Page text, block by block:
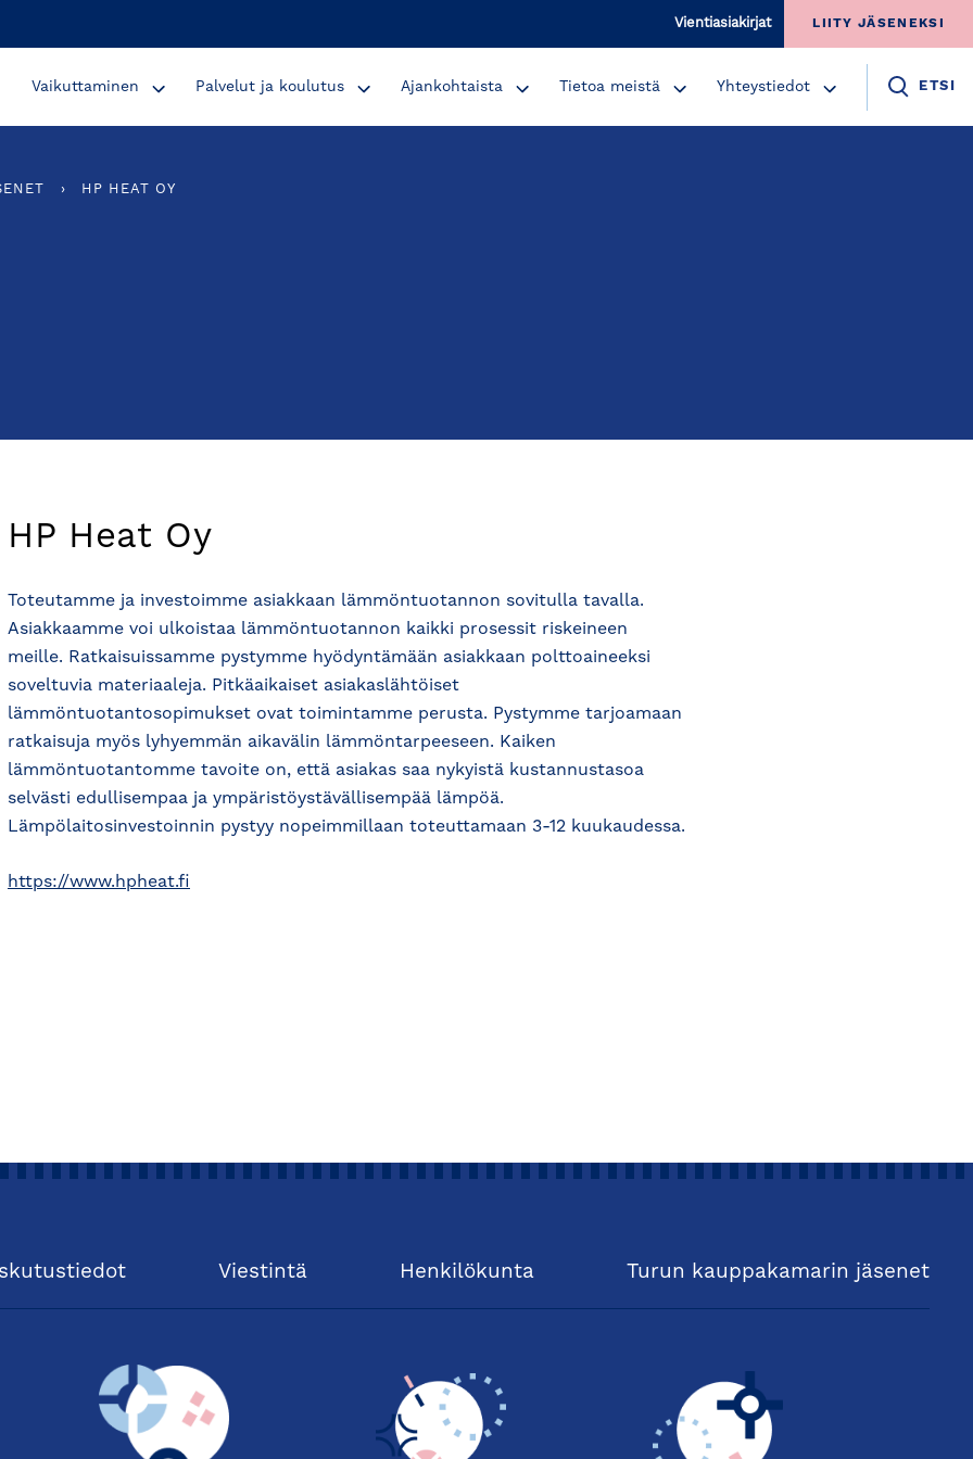
Vientiasiakirjat LIITY JÄSENEKSI
Vaikuttaminen Palvelut ja koulutus Ajankohtaista Tietoa meistä Yhteystiedot ETSI
› HP HEAT OY
HP Heat Oy
Toteutamme ja investoimme asiakkaan lämmöntuotannon sovitulla tavalla.
Asiakkaamme voi ulkoistaa lämmöntuotannon kaikki prosessit riskeineen
meille. Ratkaisuissamme pystymme hyödyntämään asiakkaan polttoaineeksi
soveltuvia materiaaleja. Pitkäaikaiset asiakaslähtöiset
lämmöntuotantosopimukset ovat toimintamme perusta. Pystymme tarjoamaan
ratkaisuja myös lyhyemmän aikavälin lämmöntarpeeseen. Kaiken
lämmöntuotantomme tavoite on, että asiakas saa nykyistä kustannustasoa
selvästi edullisempaa ja ympäristöystävällisempää lämpöä.
Lämpölaitosinvestoinnin pystyy nopeimmillaan toteuttamaan 3-12 kuukaudessa.
https://www.hpheat.fi
Viestintä Henkilökunta Turun kauppakamarin jäsenet